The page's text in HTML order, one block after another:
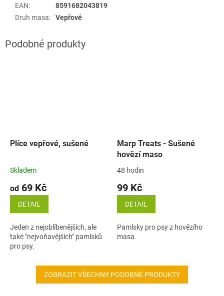
EAN:
8591682043819
Druh masa: Vepřové
Plíce vepřové, sušené
Skladem
od 69 Kč
DETAIL
Jeden z nejoblíbenějších, ale
také "nejvoňavějších" pamlsků
pro psy.
Marp Treats - Sušené
hovězí maso
48 hodin
99 Kč
DETAIL
Pamlsky pro psy z hovězího
masa.
ZOBRAZIT VŠECHNY PODOBNÉ PRODUKTY